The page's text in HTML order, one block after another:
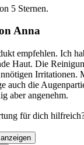
5 Sternen.
Anna
empfehlen. Ich
Haut. Die
Irritationen.
auch die
aber angenehm.
für dich